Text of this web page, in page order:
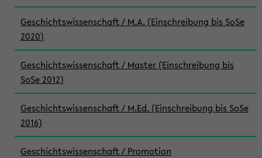
Geschichtswissenschaft / M.A. (Einschreibung bis SoSe
2020)
Geschichtswissenschaft / Master (Einschreibung bis
SoSe 2012)
Geschichtswissenschaft / M.Ed. (Einschreibung bis SoSe
2016)
Geschichtswissenschaft / Promotion